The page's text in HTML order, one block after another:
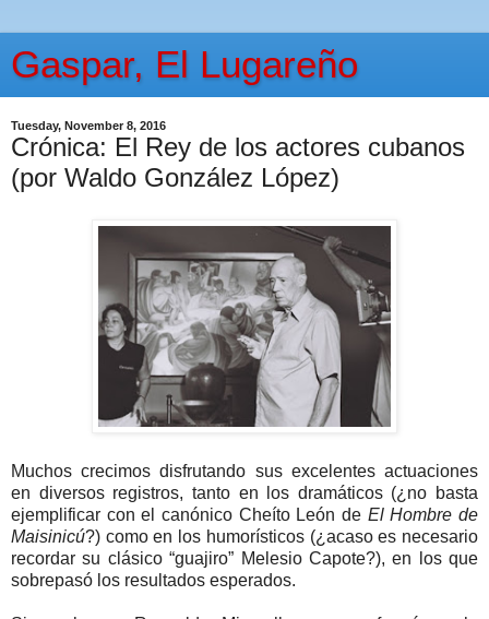
Gaspar, El Lugareño
Tuesday, November 8, 2016
Crónica: El Rey de los actores cubanos
(por Waldo González López)
Muchos crecimos disfrutando sus excelentes actuaciones
en diversos registros, tanto en los dramáticos (¿no basta
ejemplificar con el canónico Cheíto León de El Hombre de
Maisinicú?) como en los humorísticos (¿acaso es necesario
recordar su clásico “guajiro” Melesio Capote?), en los que
sobrepasó los resultados esperados.